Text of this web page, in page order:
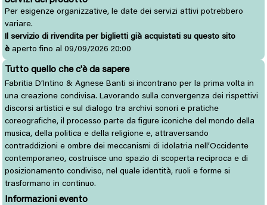
Per esigenze organizzative, le date dei servizi attivi potrebbero
variare.
Il servizio di rivendita per biglietti già acquistati su questo sito
è aperto fino al 09/09/2026 20:00
Tutto quello che c'è da sapere
Fabritia D’Intino & Agnese Banti si incontrano per la prima volta in
una creazione condivisa. Lavorando sulla convergenza dei rispettivi
discorsi artistici e sul dialogo tra archivi sonori e pratiche
coreografiche, il processo parte da figure iconiche del mondo della
musica, della politica e della religione e, attraversando
contraddizioni e ombre dei meccanismi di idolatria nell’Occidente
contemporaneo, costruisce uno spazio di scoperta reciproca e di
posizionamento condiviso, nel quale identità, ruoli e forme si
trasformano in continuo.
Informazioni evento